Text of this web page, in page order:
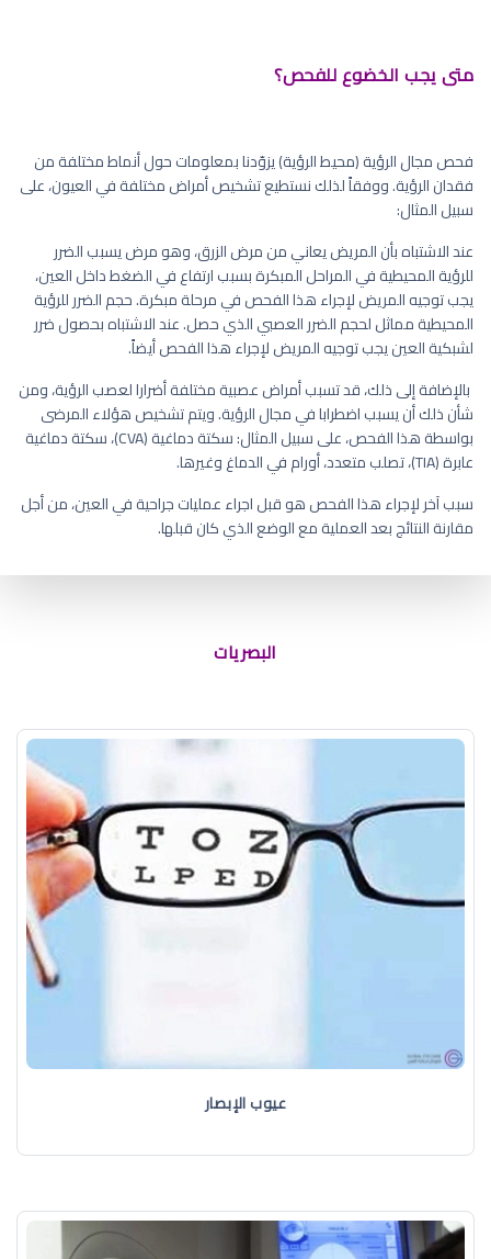
متى يجب الخضوع للفحص؟
فحص مجال الرؤية (محيط الرؤية) يزوّدنا بمعلومات حول أنماط مختلفة من
فقدان الرؤية. ووفقاً لذلك نستطيع تشخيص أمراض مختلفة في العيون، على
سبيل المثال:
عند الاشتباه بأن المريض يعاني من مرض الزرق، وهو مرض يسبب الضرر
للرؤية المحيطية في المراحل المبكرة بسبب ارتفاع في الضغط داخل العين،
يجب توجيه المريض لإجراء هذا الفحص في مرحلة مبكرة. حجم الضرر للرؤية
المحيطية مماثل لحجم الضرر العصبي الذي حصل. عند الاشتباه بحصول ضرر
لشبكية العين يجب توجيه المريض لإجراء هذا الفحص أيضاً.
بالإضافة إلى ذلك، قد تسبب أمراض عصبية مختلفة أضرارا لعصب الرؤية، ومن
شأن ذلك أن يسبب اضطرابا في مجال الرؤية. ويتم تشخيص هؤلاء المرضى
بواسطة هذا الفحص، على سبيل المثال: سكتة دماغية (CVA)، سكتة دماغية
عابرة (TIA)، تصلب متعدد، أورام في الدماغ وغيرها.
سبب آخر لإجراء هذا الفحص هو قبل اجراء عمليات جراحية في العين، من أجل
مقارنة النتائج بعد العملية مع الوضع الذي كان قبلها.
البصريات
عيوب الإبصار